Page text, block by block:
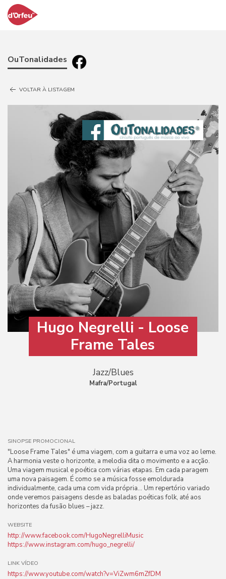
OuTonalidades
VOLTAR À LISTAGEM
Hugo Negrelli - Loose
Frame Tales
Jazz/Blues
Mafra/Portugal
SINOPSE PROMOCIONAL
"Loose Frame Tales" é uma viagem, com a guitarra e uma voz ao leme.
A harmonia veste o horizonte, a melodia dita o movimento e a acção.
Uma viagem musical e poética com várias etapas. Em cada paragem
uma nova paisagem. É como se a música fosse emoldurada
individualmente, cada uma com vida própria… Um repertório variado
onde veremos paisagens desde as baladas poéticas folk, até aos
horizontes da fusão blues – jazz.
WEBSITE
http://www.facebook.com/HugoNegrelliMusic
https://www.instagram.com/hugo_negrelli/
LINK VÍDEO
https://www.youtube.com/watch?v=ViZwm6mZfDM